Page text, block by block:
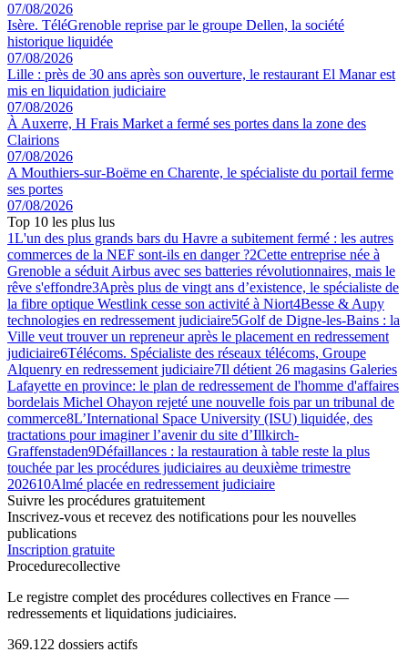
07/08/2026
Isère. TéléGrenoble reprise par le groupe Dellen, la société
historique liquidée
07/08/2026
Lille : près de 30 ans après son ouverture, le restaurant El Manar est
mis en liquidation judiciaire
07/08/2026
À Auxerre, H Frais Market a fermé ses portes dans la zone des
Clairions
07/08/2026
A Mouthiers-sur-Boëme en Charente, le spécialiste du portail ferme
ses portes
07/08/2026
Top 10 les plus lus
1L'un des plus grands bars du Havre a subitement fermé : les autres
commerces de la NEF sont-ils en danger ?2Cette entreprise née à
Grenoble a séduit Airbus avec ses batteries révolutionnaires, mais le
rêve s'effondre3Après plus de vingt ans d’existence, le spécialiste de
la fibre optique Westlink cesse son activité à Niort4Besse & Aupy
technologies en redressement judiciaire5Golf de Digne-les-Bains : la
Ville veut trouver un repreneur après le placement en redressement
judiciaire6Télécoms. Spécialiste des réseaux télécoms, Groupe
Alquenry en redressement judiciaire7Il détient 26 magasins Galeries
Lafayette en province: le plan de redressement de l'homme d'affaires
bordelais Michel Ohayon rejeté une nouvelle fois par un tribunal de
commerce8L’International Space University (ISU) liquidée, des
tractations pour imaginer l’avenir du site d’Illkirch-
Graffenstaden9Défaillances : la restauration à table reste la plus
touchée par les procédures judiciaires au deuxième trimestre
202610Almé placée en redressement judiciaire
Suivre les procédures gratuitement
Inscrivez-vous et recevez des notifications pour les nouvelles
publications
Inscription gratuite
Procedurecollective
Le registre complet des procédures collectives en France —
redressements et liquidations judiciaires.
369.122 dossiers actifs